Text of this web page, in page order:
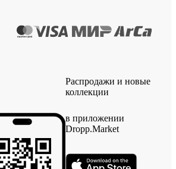
Распродажи и новые
коллекции
в приложении
Dropp.Market